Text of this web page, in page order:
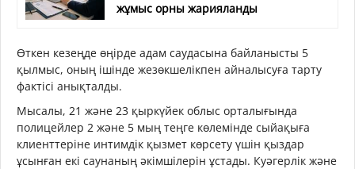
жұмыс орны жарияланды
Өткен кезеңде өңірде адам саудасына байланысты 5
қылмыс, оның ішінде жезөкшелікпен айналысуға тарту
фактісі анықталды.
Мысалы, 21 және 23 қыркүйек облыс орталығында
полицейлер 2 және 5 мың теңге көлемінде сыйақыға
клиенттеріне интимдік қызмет көрсету үшін қыздар
ұсынған екі саунаның әкімшілерін ұстады. Куәгерлік және